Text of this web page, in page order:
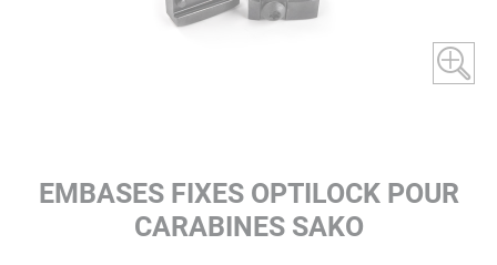
EMBASES FIXES OPTILOCK POUR
CARABINES SAKO